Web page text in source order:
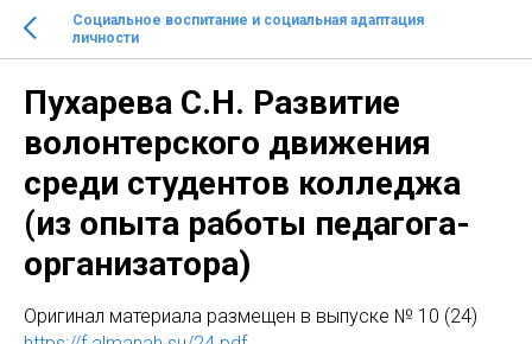
Социальное воспитание и социальная адаптация
личности
Пухарева С.Н. Развитие
волонтерского движения
среди студентов колледжа
(из опыта работы педагога-
организатора)
Оригинал материала размещен в выпуске № 10 (24)